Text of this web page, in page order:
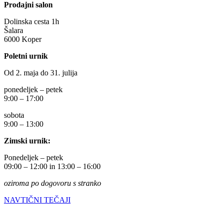
Prodajni salon
Dolinska cesta 1h
Šalara
6000 Koper
Poletni urnik
Od 2. maja do 31. julija
ponedeljek – petek
9:00 – 17:00
sobota
9:00 – 13:00
Zimski urnik:
Ponedeljek – petek
09:00 – 12:00 in 13:00 – 16:00
oziroma po dogovoru s stranko
NAVTIČNI TEČAJI